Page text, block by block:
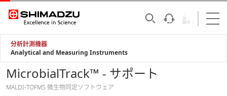
分析計測機器
Analytical and Measuring Instruments
MicrobialTrack™ - サポート
MALDI-TOFMS 微生物同定ソフトウェア